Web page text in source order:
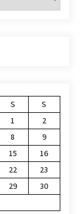
S
S
1
2
8
9
15
16
22
23
29
30